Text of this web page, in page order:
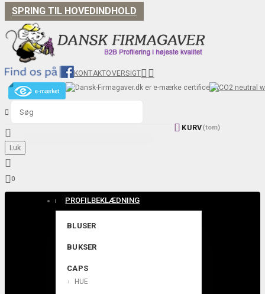
SPRING TIL HOVEDINDHOLD
KONTAKTOVERSIGT


Luk
 KURV(tom)

0
PROFILBEKLÆDNING
BLUSER
BUKSER
CAPS
HUE